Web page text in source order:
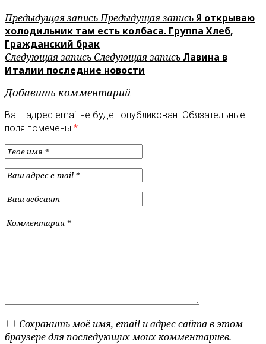
Предыдущая записьПредыдущая записьЯ открываю
холодильник там есть колбаса. Группа Хлеб,
Гражданский брак
Следующая запись Следующая записьЛавина в
Италии последние новости
Добавить комментарий
Ваш адрес email не будет опубликован. Обязательные
поля помечены *
Сохранить моё имя, email и адрес сайта в этом
браузере для последующих моих комментариев.